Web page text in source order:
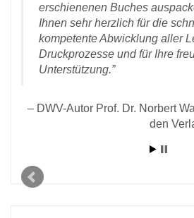
erschienenen Buches
Ihnen sehr herzlich für die
kompetente Abwicklung aller
Druckprozesse und für Ihre
Unterstützung.
DWV-Autor Prof. Dr. Norbert
den